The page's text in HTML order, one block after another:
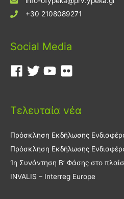
+30 2108089271
Social Media
Τελευταία νέα
Πρόσκληση Εκδήλωσης
Πρόσκληση Εκδήλωσης
1η Συνάντηση Β’ Φάσης στο
INVALIS – Interreg Europe